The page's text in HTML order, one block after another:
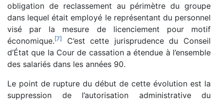
obligation de reclassement au périmètre du groupe
dans lequel était employé le représentant du personnel
visé par la mesure de licenciement pour motif
économique.[7]
C’est cette jurisprudence du Conseil
d’État que la Cour de cassation a étendue à l’ensemble
des salariés dans les années 90.
Le point de rupture du début de cette évolution est la
suppression de l’autorisation administrative du